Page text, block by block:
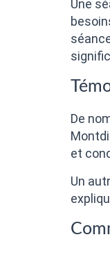
Une
De
et
Un